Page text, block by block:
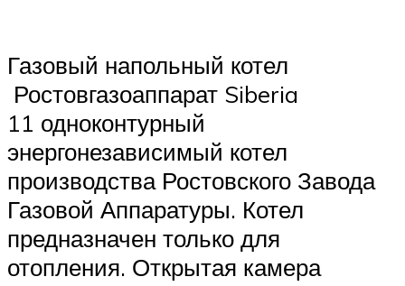
Газовый напольный котел
Ростовгазоаппарат Siberia
11 одноконтурный
энергонезависимый котел
производства Ростовского Завода
Газовой Аппаратуры. Котел
предназначен только для
отопления. Открытая камера